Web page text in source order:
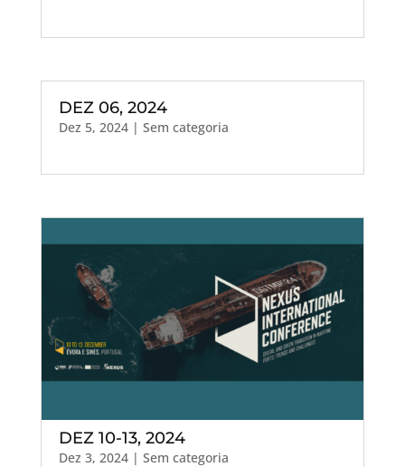
DEZ 06, 2024
Dez 5, 2024| Sem categoria
DEZ 10-13, 2024
Dez 3, 2024| Sem categoria